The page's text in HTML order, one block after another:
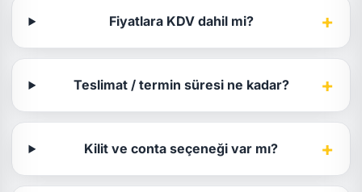
Fiyatlara KDV dahil mi? +
Teslimat / termin süresi ne kadar? +
Kilit ve conta seçeneği var mı? +